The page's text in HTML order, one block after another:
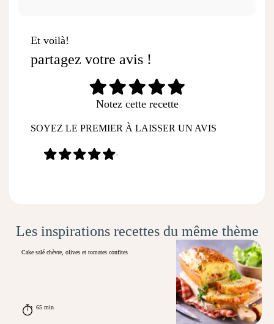
Et voilà!
partagez votre avis !
Notez cette recette
SOYEZ LE PREMIER À LAISSER UN AVIS
-
Les inspirations recettes du même thème
Cake salé chèvre, olives et tomates confites
65 min